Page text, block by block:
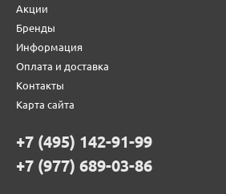
Акции
Бренды
Информация
Оплата и доставка
Контакты
Карта сайта
+7 (495) 142-91-99
+7 (977) 689-03-86